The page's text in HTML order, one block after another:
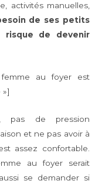
activités manuelles,
de ses petits
risque de devenir
au foyer est
pas de pression
et ne pas avoir à
assez confortable.
au foyer serait
se demander si